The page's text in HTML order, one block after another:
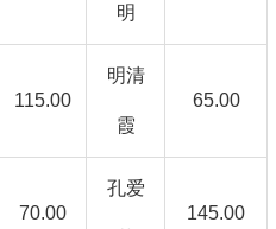
明
115.00
明清
霞
65.00
70.00
孔爱
145.00